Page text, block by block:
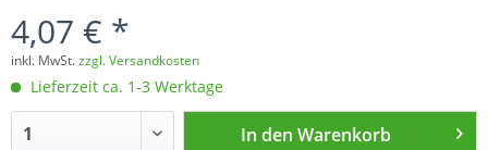
4,07 € *
inkl. MwSt.zzgl. Versandkosten
Lieferzeit ca. 1-3 Werktage
In den Warenkorb